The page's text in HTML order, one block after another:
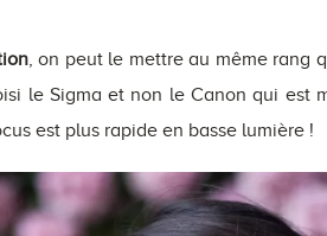
, on peut le mettre au même rang
le Sigma et non le Canon qui est
est plus rapide en basse lumière !